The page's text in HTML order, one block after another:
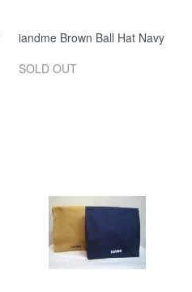
iandme Brown Ball Hat Navy
SOLD OUT